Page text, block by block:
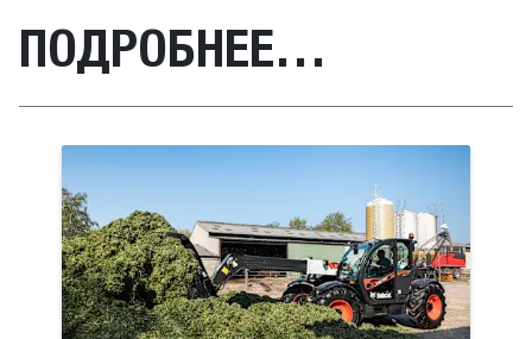
ПОДРОБНЕЕ…